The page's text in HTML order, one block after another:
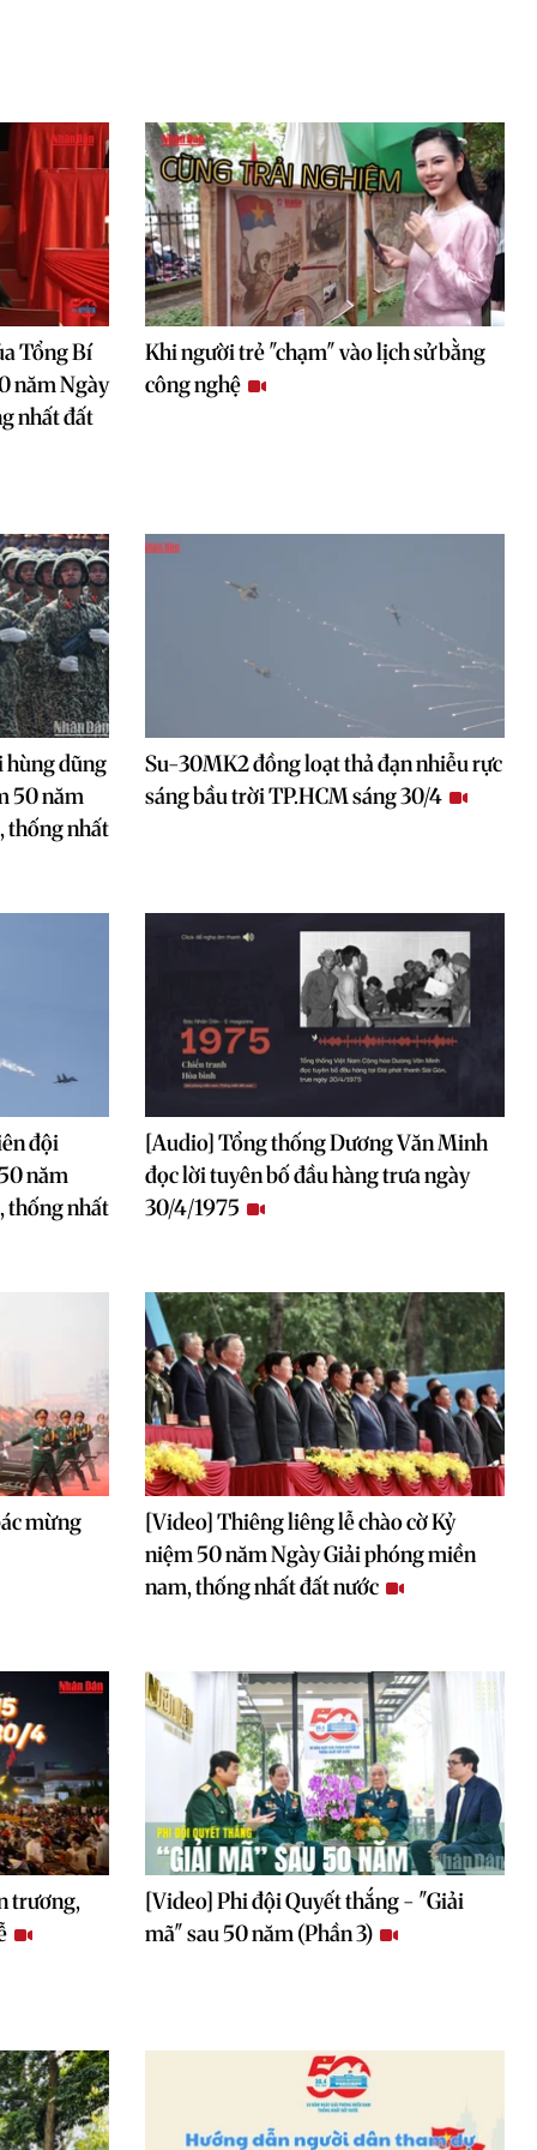
Tổng Bí
năm Ngày
nhất đất
Khi người trẻ "chạm" vào lịch sử bằng
công nghệ
hùng dũng
50 năm
thống nhất
Su-30MK2 đồng loạt thả đạn nhiễu rực
sáng bầu trời TP.HCM sáng 30/4
đội
năm
thống nhất
[Audio] Tổng thống Dương Văn Minh
đọc lời tuyên bố đầu hàng trưa ngày
30/4/1975
mừng
[Video] Thiêng liêng lễ chào cờ Kỷ
niệm 50 năm Ngày Giải phóng miền
nam, thống nhất đất nước
trương,
[Video] Phi đội Quyết thắng - "Giải
mã" sau 50 năm (Phần 3)